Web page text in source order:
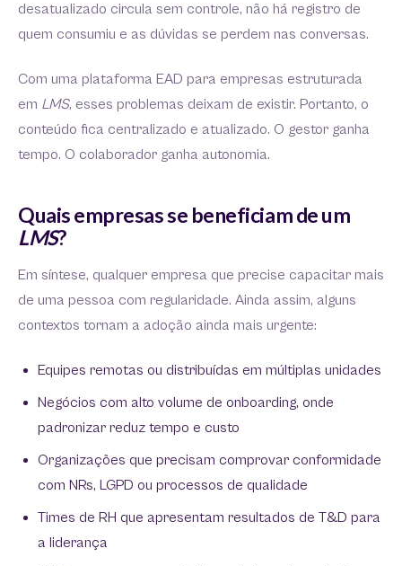
desatualizado circula sem controle, não há registro de
quem consumiu e as dúvidas se perdem nas conversas.
Com uma plataforma EAD para empresas estruturada
em LMS, esses problemas deixam de existir. Portanto, o
conteúdo fica centralizado e atualizado. O gestor ganha
tempo. O colaborador ganha autonomia.
Quais empresas se beneficiam de um
LMS?
Em síntese, qualquer empresa que precise capacitar mais
de uma pessoa com regularidade. Ainda assim, alguns
contextos tornam a adoção ainda mais urgente:
Equipes remotas ou distribuídas em múltiplas unidades
Negócios com alto volume de onboarding, onde
padronizar reduz tempo e custo
Organizações que precisam comprovar conformidade
com NRs, LGPD ou processos de qualidade
Times de RH que apresentam resultados de T&D para
a liderança